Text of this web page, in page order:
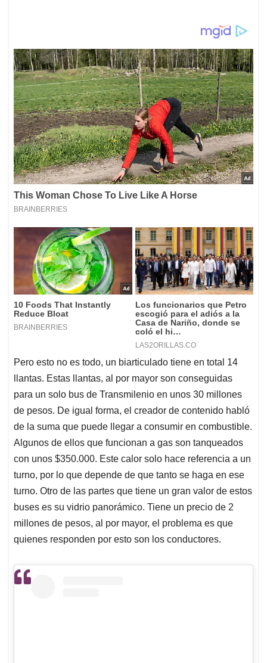
Pero esto no es todo, un biarticulado tiene en total 14
llantas. Estas llantas, al por mayor son conseguidas
para un solo bus de Transmilenio en unos 30 millones
de pesos. De igual forma, el creador de contenido habló
de la suma que puede llegar a consumir en combustible.
Algunos de ellos que funcionan a gas son tanqueados
con unos $350.000. Este calor solo hace referencia a un
turno, por lo que depende de que tanto se haga en ese
turno. Otro de las partes que tiene un gran valor de estos
buses es su vidrio panorámico. Tiene un precio de 2
millones de pesos, al por mayor, el problema es que
quienes responden por esto son los conductores.